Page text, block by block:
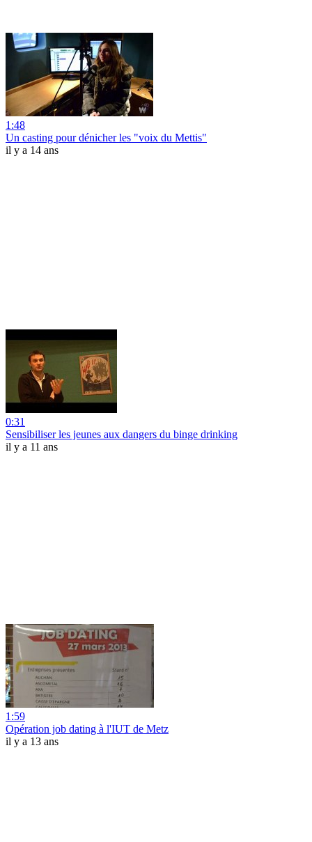
1:48
Un casting pour dénicher les "voix du Mettis"
il y a 14 ans
0:31
Sensibiliser les jeunes aux dangers du binge drinking
il y a 11 ans
1:59
Opération job dating à l'IUT de Metz
il y a 13 ans